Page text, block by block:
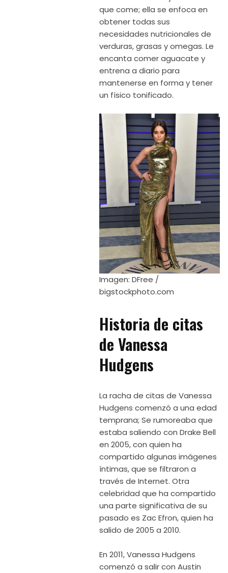
que come; ella se enfoca en
obtener todas sus
necesidades nutricionales de
verduras, grasas y omegas. Le
encanta comer aguacate y
entrena a diario para
mantenerse en forma y tener
un físico tonificado.
Imagen: DFree /
bigstockphoto.com
Historia de citas
de Vanessa
Hudgens
La racha de citas de Vanessa
Hudgens comenzó a una edad
temprana; Se rumoreaba que
estaba saliendo con Drake Bell
en 2005, con quien ha
compartido algunas imágenes
íntimas, que se filtraron a
través de Internet. Otra
celebridad que ha compartido
una parte significativa de su
pasado es Zac Efron, quien ha
salido de 2005 a 2010.
En 2011, Vanessa Hudgens
comenzó a salir con Austin